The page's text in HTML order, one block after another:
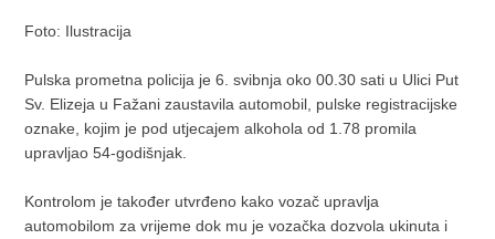
Foto: Ilustracija
Pulska prometna policija je 6. svibnja oko 00.30 sati u Ulici Put
Sv. Elizeja u Fažani zaustavila automobil, pulske registracijske
oznake, kojim je pod utjecajem alkohola od 1.78 promila
upravljao 54-godišnjak.
Kontrolom je također utvrđeno kako vozač upravlja
automobilom za vrijeme dok mu je vozačka dozvola ukinuta i